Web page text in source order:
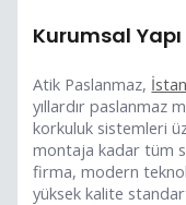
Kurumsal Yapı
Atik Paslanmaz,
yıllardır paslanmaz
korkuluk sistemleri
montaja kadar tüm
firma, modern
yüksek kalite